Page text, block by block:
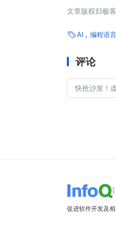
文章版权归极
AI 编程语言
评论
促进软件开发及